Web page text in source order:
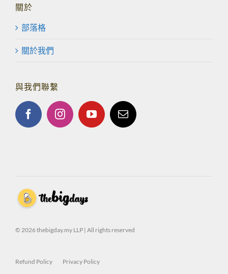
關於
部落格
關於我們
與我們聯繫
© 2026 thebigday.my LLP | All rights reserved
Refund Policy Privacy Policy